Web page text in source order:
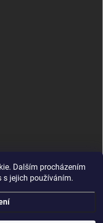
Dalším procházením
s jejich používáním.